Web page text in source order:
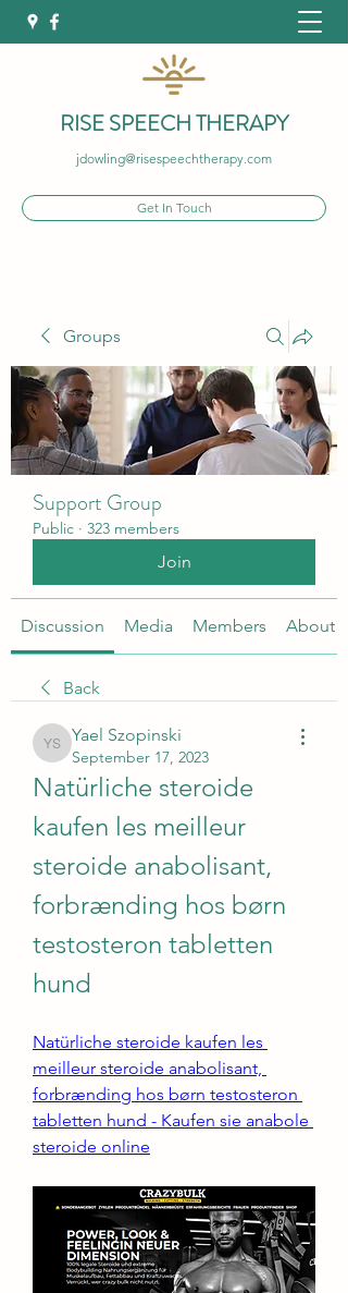
RISE SPEECH THERAPY
jdowling@risespeechtherapy.com
Get In Touch
Groups
Support Group
Public · 323 members
Join
Discussion Media Members About
Back
Yael Szopinski
Yael Szopinski
September 17, 2023
Natürliche steroide
kaufen les meilleur
steroide anabolisant,
forbrænding hos børn
testosteron tabletten
hund
Natürliche steroide kaufen les
meilleur steroide anabolisant,
forbrænding hos børn testosteron
tabletten hund - Kaufen sie anabole
steroide online